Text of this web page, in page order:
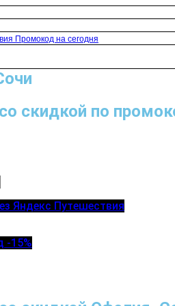
Промокод на сегодня
скидкой по
Яндекс Путешествия
-15%